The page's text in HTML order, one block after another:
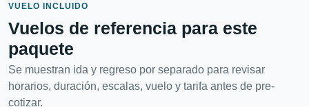
VUELO INCLUIDO
Vuelos de referencia para este
paquete
Se muestran ida y regreso por separado para revisar
horarios, duración, escalas, vuelo y tarifa antes de pre-
cotizar.